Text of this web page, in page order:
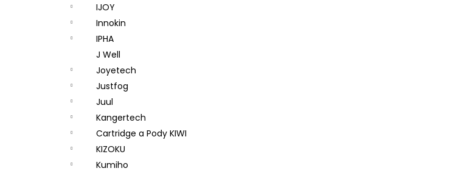
IJOY
Innokin
IPHA
J Well
Joyetech
Justfog
Juul
Kangertech
Cartridge a Pody KIWI
KIZOKU
Kumiho